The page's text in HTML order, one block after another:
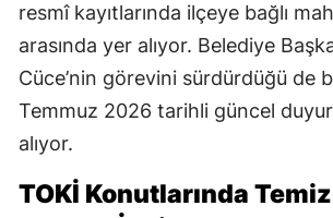
resmî kayıtlarında ilçeye bağlı
arasında yer alıyor. Belediye
Cüce’nin görevini sürdürdüğü de
Temmuz 2026 tarihli güncel
alıyor.
TOKİ Konutlarında